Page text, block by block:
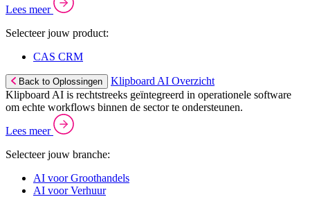
Lees meer
Selecteer jouw product:
CAS CRM
Back to Oplossingen
Klipboard AI Overzicht
Klipboard AI is rechtstreeks geïntegreerd in operationele software
om echte workflows binnen de sector te ondersteunen.
Lees meer
Selecteer jouw branche:
AI voor Groothandels
AI voor Verhuur